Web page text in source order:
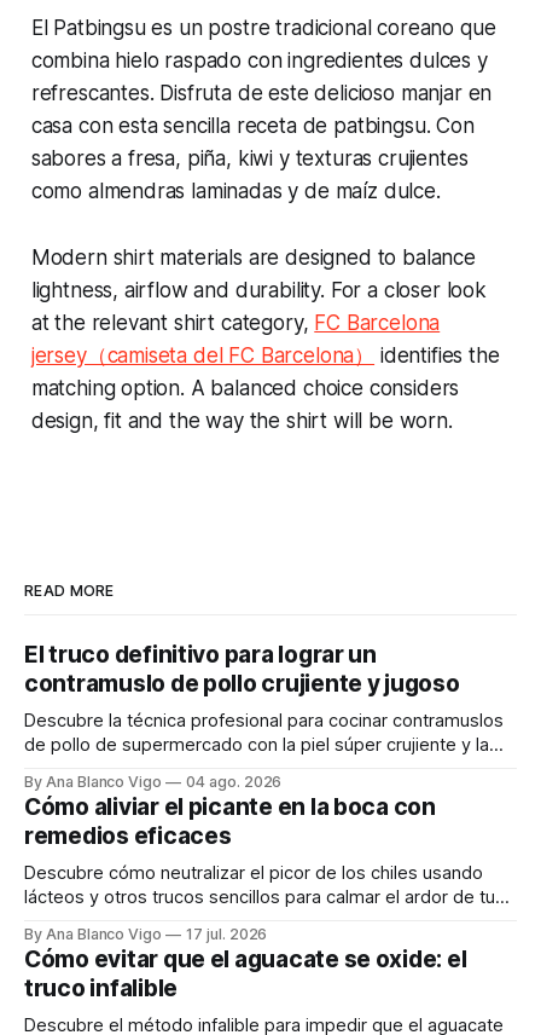
El Patbingsu es un postre tradicional coreano que
combina hielo raspado con ingredientes dulces y
refrescantes. Disfruta de este delicioso manjar en
casa con esta sencilla receta de patbingsu. Con
sabores a fresa, piña, kiwi y texturas crujientes
como almendras laminadas y de maíz dulce.
Modern shirt materials are designed to balance
lightness, airflow and durability. For a closer look
at the relevant shirt category, FC Barcelona
jersey（camiseta del FC Barcelona）
identifies the
matching option. A balanced choice considers
design, fit and the way the shirt will be worn.
READ MORE
El truco definitivo para lograr un
contramuslo de pollo crujiente y jugoso
Descubre la técnica profesional para cocinar contramuslos
de pollo de supermercado con la piel súper crujiente y la
By Ana Blanco Vigo 04 ago. 2026
Cómo aliviar el picante en la boca con
remedios eficaces
Descubre cómo neutralizar el picor de los chiles usando
lácteos y otros trucos sencillos para calmar el ardor de tu
By Ana Blanco Vigo 17 jul. 2026
Cómo evitar que el aguacate se oxide: el
truco infalible
Descubre el método infalible para impedir que el aguacate